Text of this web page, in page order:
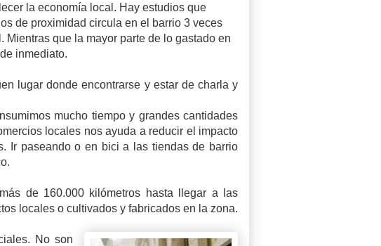
la economía local. Hay estudios que
de proximidad circula en el barrio 3 veces
que la mayor parte de lo gastado en
inmediato.
lugar donde encontrarse y estar de charla y
mucho tiempo y grandes cantidades
locales nos ayuda a reducir el impacto
Ir paseando o en bici a las tiendas de barrio
de 160.000 kilómetros hasta llegar a las
locales o cultivados y fabricados en la zona.
No son